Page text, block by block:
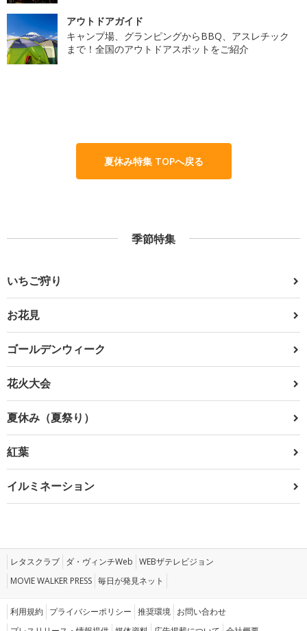
アウトドアガイド
キャンプ場、グランピングからBBQ、アスレチック
まで！全国のアウトドアスポットをご紹介
夏休み特集 TOPへ戻る
季節特集
いちご狩り
お花見
ゴールデンウィーク
花火大会
夏休み（夏祭り）
紅葉
イルミネーション
レタスクラブ ダ・ヴィンチWeb WEBザテレビジョン
MOVIE WALKER PRESS 毎日が発見ネット
利用規約 プライバシーポリシー 推奨環境 お問い合わせ